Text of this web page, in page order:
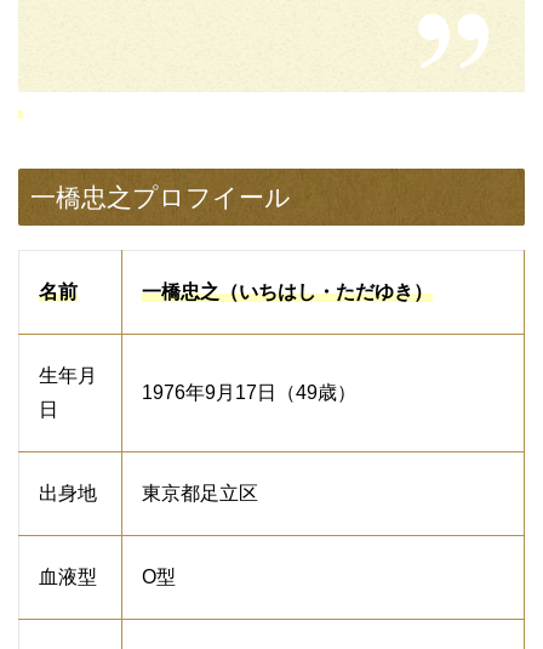
一橋忠之プロフイール
名前 一橋忠之（いちはし・ただゆき）
生年月
日
1976年9月17日（49歳）
出身地 東京都足立区
血液型 O型